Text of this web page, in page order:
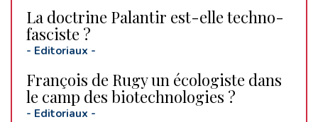
La doctrine Palantir est-elle techno-
fasciste ?
- Editoriaux -
François de Rugy un écologiste dans
le camp des biotechnologies ?
- Editoriaux -